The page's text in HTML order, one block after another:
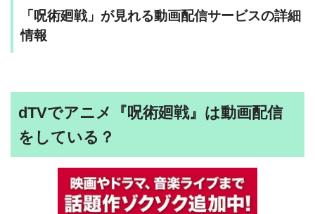
「呪術廻戦」が見れる動画配信サービスの詳細
情報
dTVでアニメ『呪術廻戦』は動画配信
をしている？